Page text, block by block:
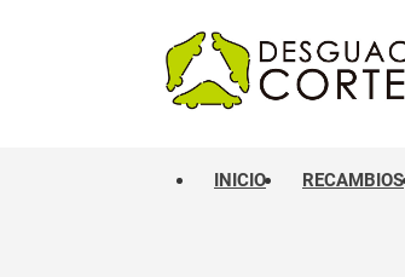
INICIO RECAMBIOS